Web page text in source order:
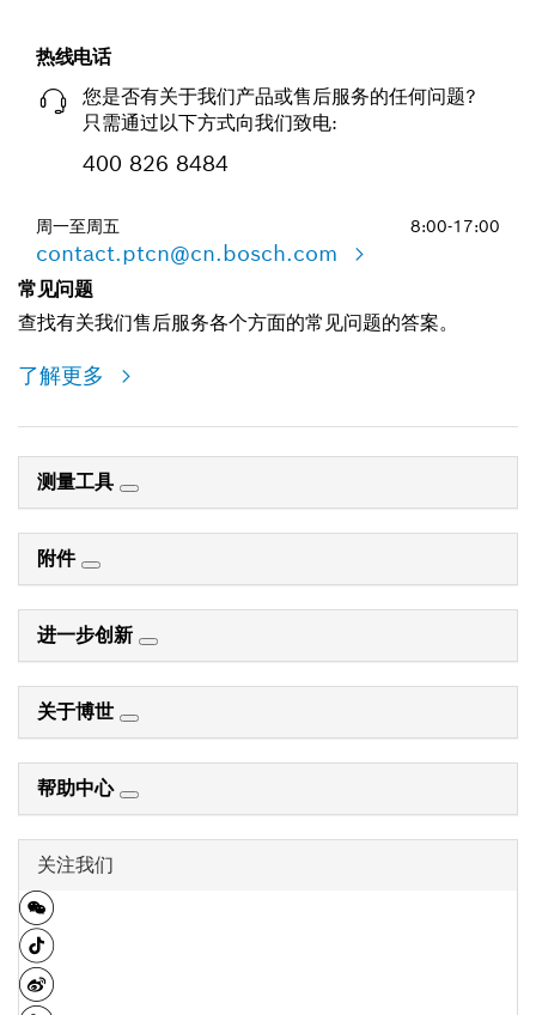
热线电话
您是否有关于我们产品或售后服务的任何问题?
只需通过以下方式向我们致电:
400 826 8484
周一至周五 8:00-17:00
contact.ptcn@cn.bosch.com
常见问题
查找有关我们售后服务各个方面的常见问题的答案。
了解更多
测量工具
附件
进一步创新
关于博世
帮助中心
关注我们